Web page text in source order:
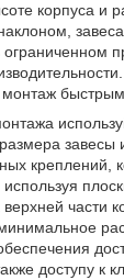
корпуса и
ограниченном
завесы
креплений,
используя
части
доступу к